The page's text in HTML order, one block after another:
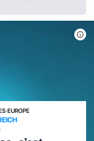
›EUROPE